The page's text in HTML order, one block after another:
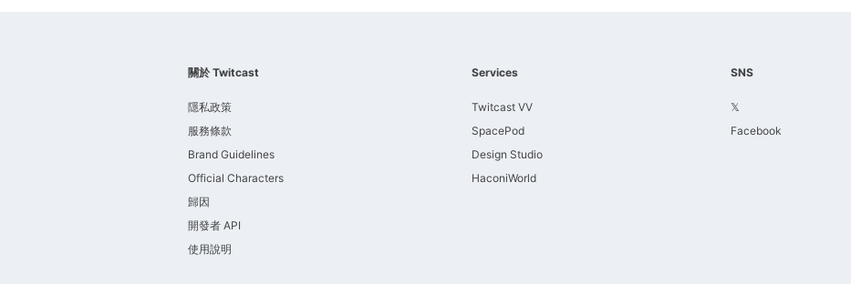
關於 Twitcast
隱私政策
服務條款
Brand Guidelines
Official Characters
歸因
開發者 API
使用說明
Services
Twitcast VV
SpacePod
Design Studio
HaconiWorld
SNS
𝕏
Facebook